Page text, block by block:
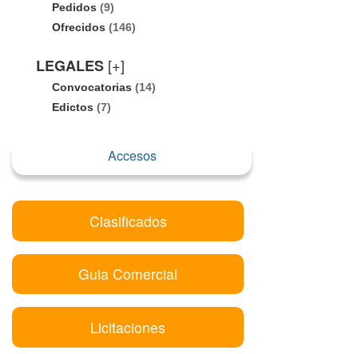
Pedidos (9)
Ofrecidos (146)
LEGALES [+]
Convocatorias (14)
Edictos (7)
Accesos
Clasificados
Guia Comercial
Licitaciones